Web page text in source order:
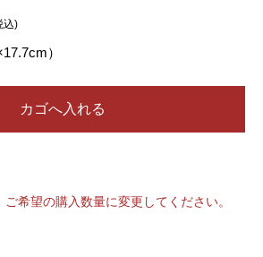
込
）
カゴへ入れる
ご希望の購入数量に変更してください。